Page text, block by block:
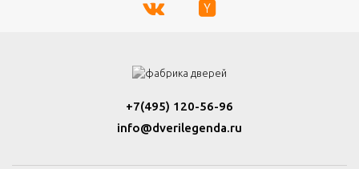
+7(495) 120-56-96
info@dverilegenda.ru